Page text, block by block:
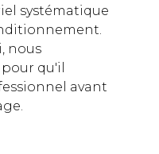
systématique
nous
qu'il
avant